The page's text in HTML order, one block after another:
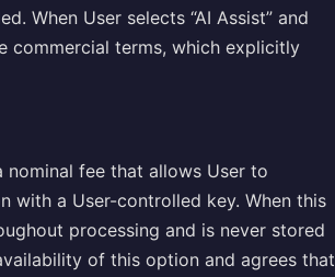
When User selects “AI Assist” and
commercial terms, which explicitly
fee that allows User to
with a User-controlled key. When this
processing and is never stored
of this option and agrees that